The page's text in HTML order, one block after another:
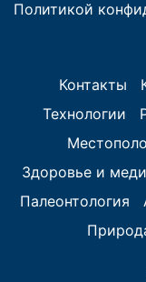
Политикой
Контакты
Технологии
Здоровье и
Палеонтология